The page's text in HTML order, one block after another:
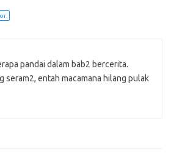
pandai dalam bab2 bercerita.
seram2, entah macamana hilang pulak